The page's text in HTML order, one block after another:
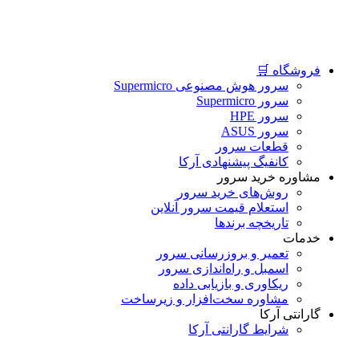
فروشگاه 🛒
سرور هوش مصنوعی Supermicro
سرور Supermicro
سرور HPE
سرور ASUS
قطعات سرور
کانفیگ پیشنهادی آرکا
مشاوره خرید سرور
روش‌های خرید سرور
استعلام قیمت سرور آنلاین
تاریخچه برندها
خدمات
تعمیر و بروزرسانی سرور
اسمبل و راه‌اندازی سرور
ریکاوری و بازیابی داده
مشاوره سخت‌افزار و زیرساخت
گارانتی آرکا
شرایط گارانتی آرکا